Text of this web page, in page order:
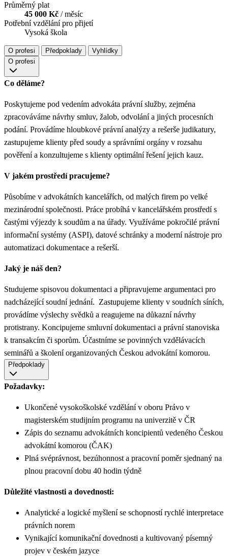
Průměrný plat
45 000 Kč / měsíc
Potřební vzdělání pro přijetí
Vysoká škola
O profesi Předpoklady
Vyhlídky
O profesi
Co děláme?
Poskytujeme pod vedením advokáta právní služby, zejména
zpracováváme návrhy smluv, žalob, odvolání a jiných procesních
podání. Provádíme hloubkové právní analýzy a rešerše judikatury,
zastupujeme klienty před soudy a správními orgány v rozsahu
pověření a konzultujeme s klienty optimální řešení jejich kauz.
V jakém prostředí pracujeme?
Působíme v advokátních kancelářích, od malých firem po velké
mezinárodní společnosti. Práce probíhá v kancelářském prostředí s
častými výjezdy k soudům a na úřady. Využíváme pokročilé právní
informační systémy (ASPI), datové schránky a moderní nástroje pro
automatizaci dokumentace a rešerší.
Jaký je náš den?
Studujeme spisovou dokumentaci a připravujeme argumentaci pro
nadcházející soudní jednání. Zastupujeme klienty v soudních síních,
provádíme výslechy svědků a reagujeme na důkazní návrhy
protistrany. Koncipujeme smluvní dokumentaci a právní stanoviska
k transakcím či sporům. Účastníme se povinných vzdělávacích
seminářů a školení organizovaných Českou advokátní komorou.
Předpoklady
Požadavky:
Ukončené vysokoškolské vzdělání v oboru Právo v
magisterském studijním programu na univerzitě v ČR
Zápis do seznamu advokátních koncipientů vedeného Českou
advokátní komorou (ČAK)
Plná svéprávnost, bezúhonnost a pracovní poměr sjednaný na
plnou pracovní dobu 40 hodin týdně
Důležité vlastnosti a dovednosti:
Analytické a logické myšlení se schopností rychlé interpretace
právních norem
Vynikající komunikační dovednosti a kultivovaný písemný
projev v českém jazyce